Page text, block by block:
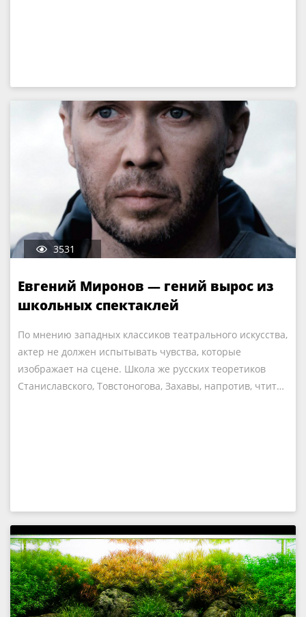
3531
Евгений Миронов — гений вырос из
школьных спектаклей
По мнению западных классиков театрального искусства,
актер не должен испытывать чувства, которые
изображает на сцене. Школа же русских теоретиков
Станиславского, Товстоногова, Захавы, напротив, чтит…